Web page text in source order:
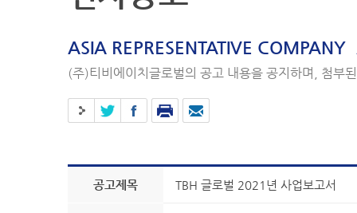
ASIA REPRESENTATIVE COMPANY
(주)티비에이치글로벌의 공고 내용을 공지하며, 첨부
공고제목 TBH 글로벌 2021년 사업보고서